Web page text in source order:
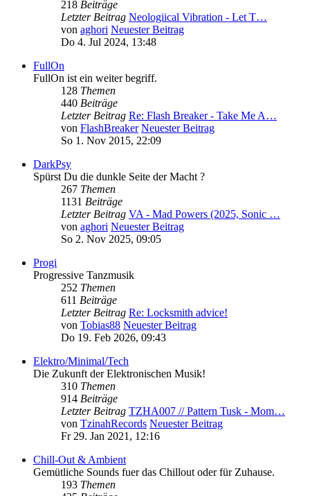
218 Beiträge
Letzter Beitrag Neologiical Vibration - Let T…
von aghori Neuester Beitrag
Do 4. Jul 2024, 13:48
FullOn
FullOn ist ein weiter begriff.
128 Themen
440 Beiträge
Letzter Beitrag Re: Flash Breaker - Take Me A…
von FlashBreaker Neuester Beitrag
So 1. Nov 2015, 22:09
DarkPsy
Spürst Du die dunkle Seite der Macht ?
267 Themen
1131 Beiträge
Letzter Beitrag VA - Mad Powers (2025, Sonic …
von aghori Neuester Beitrag
So 2. Nov 2025, 09:05
Progi
Progressive Tanzmusik
252 Themen
611 Beiträge
Letzter Beitrag Re: Locksmith advice!
von Tobias88 Neuester Beitrag
Do 19. Feb 2026, 09:43
Elektro/Minimal/Tech
Die Zukunft der Elektronischen Musik!
310 Themen
914 Beiträge
Letzter Beitrag TZHA007 // Pattern Tusk - Mom…
von TzinahRecords Neuester Beitrag
Fr 29. Jan 2021, 12:16
Chill-Out & Ambient
Gemütliche Sounds fuer das Chillout oder für Zuhause.
193 Themen